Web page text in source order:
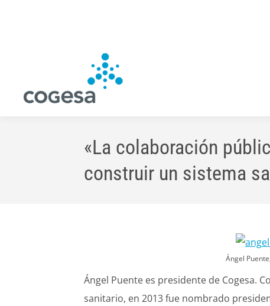
«La colaboración
construir un sistema
Ángel
Ángel Puente es presidente de Cogesa.
sanitario, en 2013 fue nombrado